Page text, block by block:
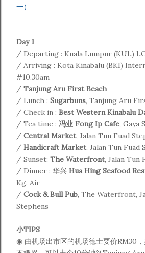
一）
Day 1
/ Departing : Kuala Lumpur (KUL)
/ Arriving : Kota Kinabalu (BKI)
#10.30am
/ Tanjung Aru First Beach
/ Lunch : Sugarbuns, Tanjung Aru
/ Check in : Best Western Kinabalu
/ Tea time : 冯业 Fong Ip Cafe, Gaya
/ Central Market, Jalan Tun Fuad
/ Handicraft Market, Jalan Tun Fuad
/ Sunset: The Waterfront, Jalan Tun
/ Dinner : 华兴 Hua Hing Seafood
Kg. Air
/ Cock & Bull Pub, The Waterfront,
Stephens
小TIPS
◉ 由机场出市区的机场德士要价RM30